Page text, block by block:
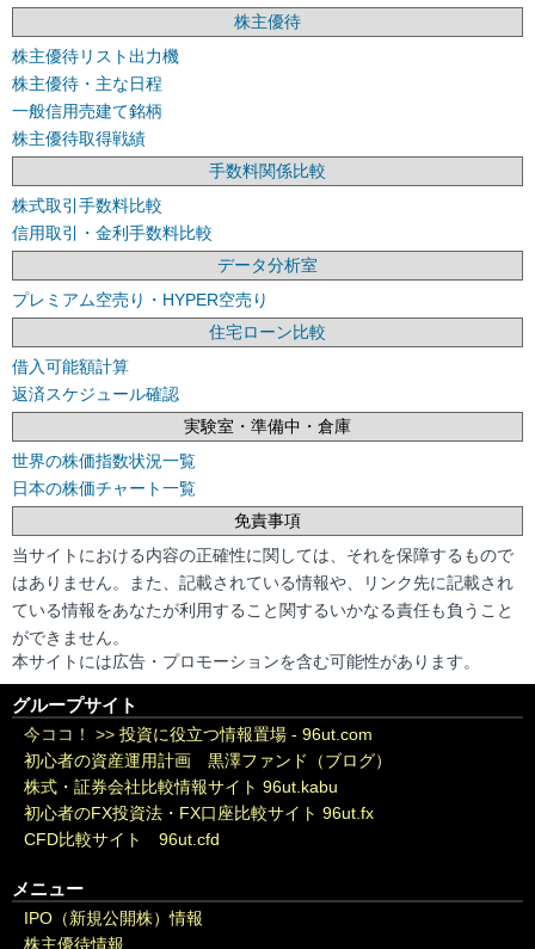
株主優待
株主優待リスト出力機
株主優待・主な日程
一般信用売建て銘柄
株主優待取得戦績
手数料関係比較
株式取引手数料比較
信用取引・金利手数料比較
データ分析室
プレミアム空売り・HYPER空売り
住宅ローン比較
借入可能額計算
返済スケジュール確認
実験室・準備中・倉庫
世界の株価指数状況一覧
日本の株価チャート一覧
免責事項
当サイトにおける内容の正確性に関しては、それを保障するもので
はありません。また、記載されている情報や、リンク先に記載され
ている情報をあなたが利用すること関するいかなる責任も負うこと
ができません。
本サイトには広告・プロモーションを含む可能性があります。
グループサイト
今ココ！ >> 投資に役立つ情報置場 - 96ut.com
初心者の資産運用計画 黒澤ファンド（ブログ）
株式・証券会社比較情報サイト 96ut.kabu
初心者のFX投資法・FX口座比較サイト 96ut.fx
CFD比較サイト 96ut.cfd
メニュー
IPO（新規公開株）情報
株主優待情報